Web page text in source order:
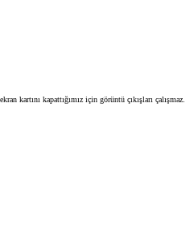
kartını kapattığımız için görüntü çıkışları çalışmaz.